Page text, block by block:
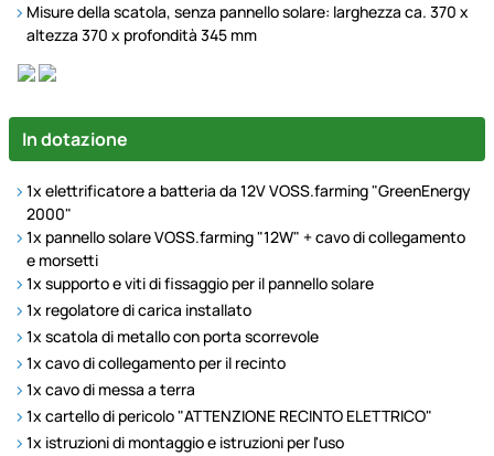
Misure della scatola, senza pannello solare: larghezza ca. 370 x
altezza 370 x profondità 345 mm
In dotazione
1x elettrificatore a batteria da 12V VOSS.farming "GreenEnergy
2000"
1x pannello solare VOSS.farming "12W" + cavo di collegamento
e morsetti
1x supporto e viti di fissaggio per il pannello solare
1x regolatore di carica installato
1x scatola di metallo con porta scorrevole
1x cavo di collegamento per il recinto
1x cavo di messa a terra
1x cartello di pericolo "ATTENZIONE RECINTO ELETTRICO"
1x istruzioni di montaggio e istruzioni per l'uso